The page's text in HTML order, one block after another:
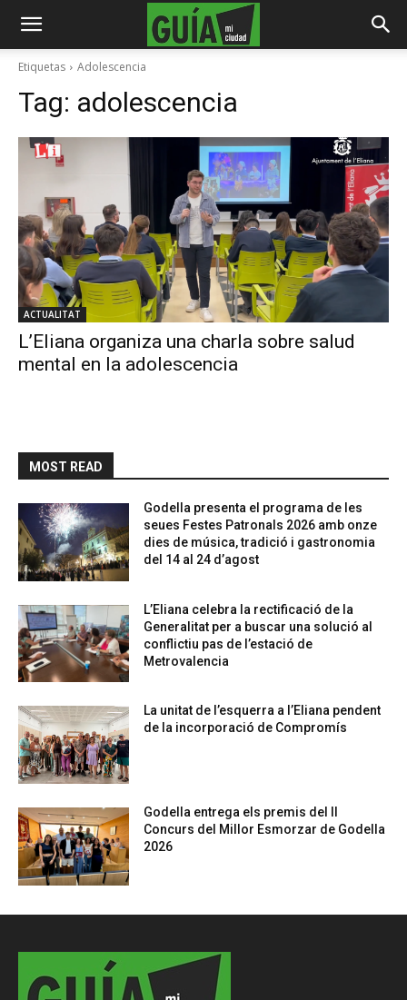
Etiquetas Adolescencia
Tag: adolescencia
ACTUALITAT
L’Eliana organiza una charla sobre salud
mental en la adolescencia
MOST READ
Godella presenta el programa de les
seues Festes Patronals 2026 amb onze
dies de música, tradició i gastronomia
del 14 al 24 d’agost
L’Eliana celebra la rectificació de la
Generalitat per a buscar una solució al
conflictiu pas de l’estació de
Metrovalencia
La unitat de l’esquerra a l’Eliana pendent
de la incorporació de Compromís
Godella entrega els premis del II
Concurs del Millor Esmorzar de Godella
2026